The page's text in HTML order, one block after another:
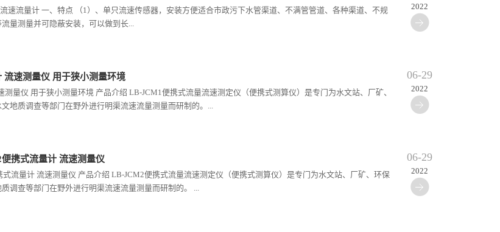
速流量计 一、特点 （1）、单只流速传感器，安装方便适合市政污下水管渠道、不满管管道、各种渠道、不规
量测量并可隐蔽安装，可以做到长...
2022
速测量仪 用于狭小测量环境
测量仪 用于狭小测量环境 产品介绍 LB-JCM1便携式流量流速测定仪（便携式测算仪）是专门为水文站、厂矿、
地质调查等部门在野外进行明渠流速流量测量而研制的。...
06-29
2022
携式流量计 流速测量仪
流量计 流速测量仪 产品介绍 LB-JCM2便携式流量流速测定仪（便携式测算仪）是专门为水文站、厂矿、环保
调查等部门在野外进行明渠流速流量测量而研制的。 ...
06-29
2022